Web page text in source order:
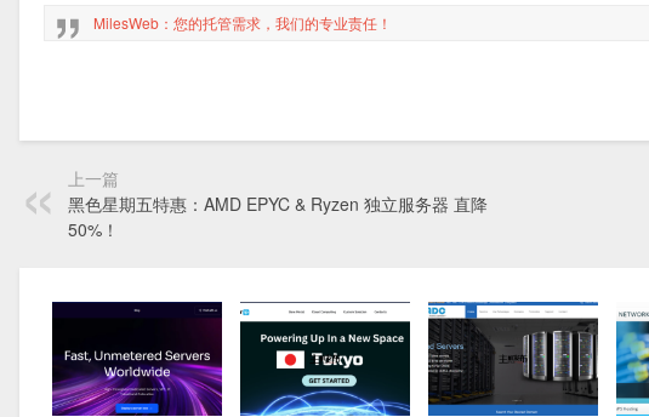
MilesWeb ：您的托管需求，我们的专业责任！
上一篇
黑色星期五特惠：AMD EPYC & Ryzen 独立服务器 直降
50%！